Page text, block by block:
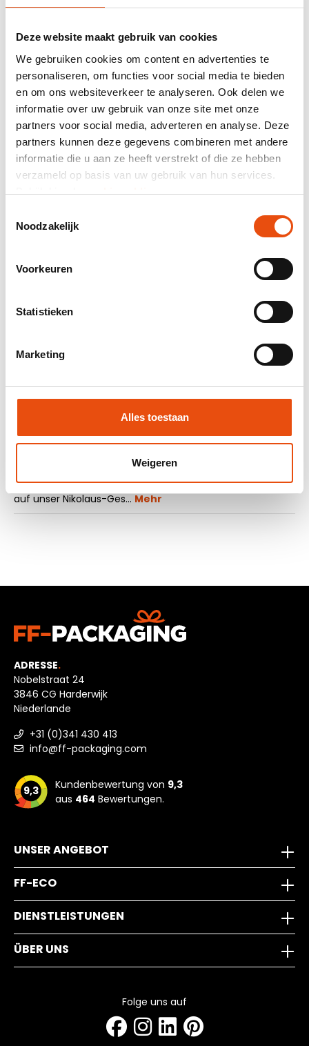
Deze website maakt gebruik van cookies
We gebruiken cookies om content en advertenties te
personaliseren, om functies voor social media te bieden
en om ons websiteverkeer te analyseren. Ook delen we
informatie over uw gebruik van onze site met onze
partners voor social media, adverteren en analyse. Deze
partners kunnen deze gegevens combineren met andere
informatie die u aan ze heeft verstrekt of die ze hebben
verzameld op basis van uw gebruik van hun services.
Bekijk hier decookiemelding.
Noodzakelijk
Voorkeuren
Statistieken
Marketing
Alles toestaan
Weigeren
7. Design einreichen
Zusammenfassung
464 beurteilung
Gesamtpreis
exkl. MwSt. 56,18 €*
Produktnummer:
Hilfe und Beratung durch unser Grafikstudio
Beschreibung
Sie suchen nach einer Möglichkeit, Ihre Nikolaus -
Geschenke zu verpacken? Dann werfen Sie einen Blick
auf unser Nikolaus-Ges… Mehr
ADRESSE.
Nobelstraat 24
3846 CG Harderwijk
Niederlande
+31 (0)341 430 413
info@ff-packaging.com
9,3 Kundenbewertung von 9,3
aus 464 Bewertungen.
UNSER ANGEBOT
FF-ECO
DIENSTLEISTUNGEN
ÜBER UNS
Folge uns auf